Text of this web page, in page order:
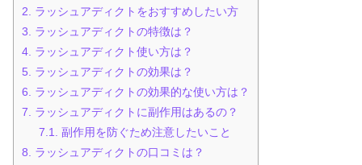
2. ラッシュアディクトをおすすめしたい方
3. ラッシュアディクトの特徴は？
4. ラッシュアディクト使い方は？
5. ラッシュアディクトの効果は？
6. ラッシュアディクトの効果的な使い方は？
7. ラッシュアディクトに副作用はあるの？
7.1. 副作用を防ぐため注意したいこと
8. ラッシュアディクトの口コミは？